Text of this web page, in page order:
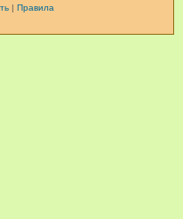
| Правила